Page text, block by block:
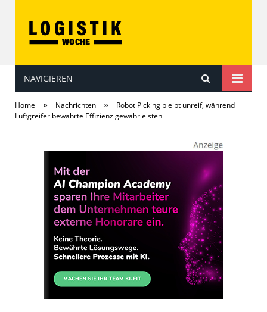
LOGISTIKwoche
NAVIGIEREN
Home » Nachrichten »
Robot Picking bleibt unreif, während
Luftgreifer bewährte Effizienz gewährleisten